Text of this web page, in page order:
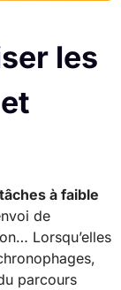
les
à faible
de
Lorsqu’elles
parcours